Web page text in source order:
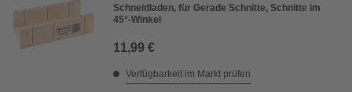
Schneidladen, für Gerade Schnitte, Schnitte im
45°-Winkel
11,99 €
Verfügbarkeit im Markt prüfen